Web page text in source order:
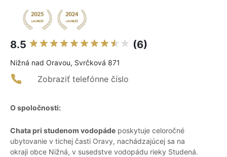
8.5 (6)
Nižná nad Oravou, Svrčková 871
Zobraziť telefónne číslo
O spoločnosti:
Chata pri studenom vodopáde poskytuje celoročné
ubytovanie v tichej časti Oravy, nachádzajúcej sa na
okraji obce Nižná, v susedstve vodopádu rieky Studená.